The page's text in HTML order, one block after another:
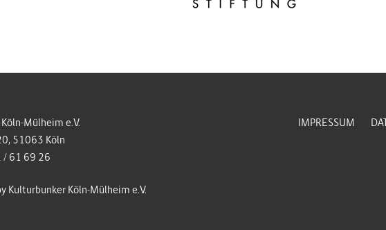
Mülheim e.V.
51063 Köln
/ 61 69 26
Kulturbunker Köln-Mülheim e.V.
IMPRESSUM